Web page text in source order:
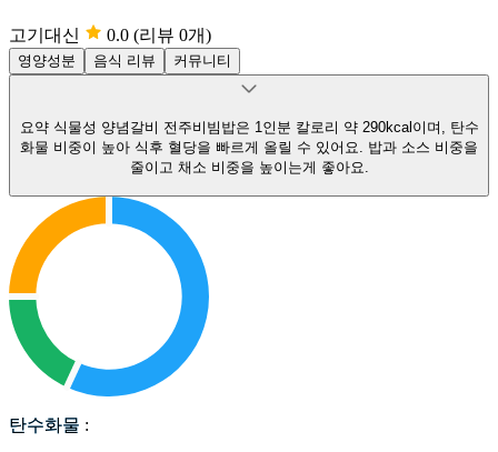
고기대신 0.0 (리뷰 0개)
영양성분 음식 리뷰 커뮤니티
요약 식물성 양념갈비 전주비빔밥은 1인분 칼로리 약 290kcal이며, 탄수
화물 비중이 높아 식후 혈당을 빠르게 올릴 수 있어요. 밥과 소스 비중을
줄이고 채소 비중을 높이는게 좋아요.
탄수화물
탄수화물 :